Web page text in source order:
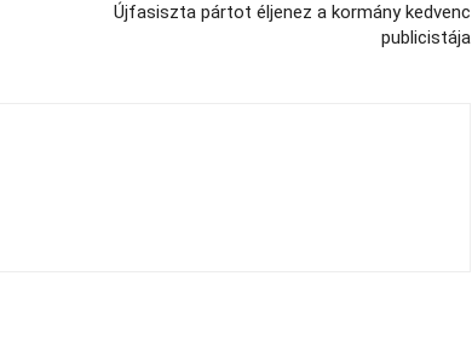
Újfasiszta pártot éljenez a kormány kedvenc
publicistája